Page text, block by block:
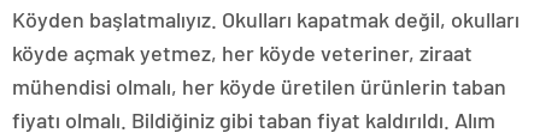
Köyden başlatmalıyız. Okulları kapatmak değil, okulları
köyde açmak yetmez, her köyde veteriner, ziraat
mühendisi olmalı, her köyde üretilen ürünlerin taban
fiyatı olmalı. Bildiğiniz gibi taban fiyat kaldırıldı. Alım